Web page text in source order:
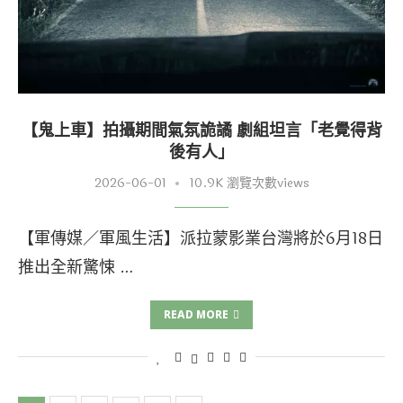
【鬼上車】拍攝期間氣氛詭譎 劇組坦言「老覺得背
後有人」
2026-06-01 10.9K 瀏覽次數views
【軍傳媒／軍風生活】派拉蒙影業台灣將於6月18日
推出全新驚悚 …
READ MORE